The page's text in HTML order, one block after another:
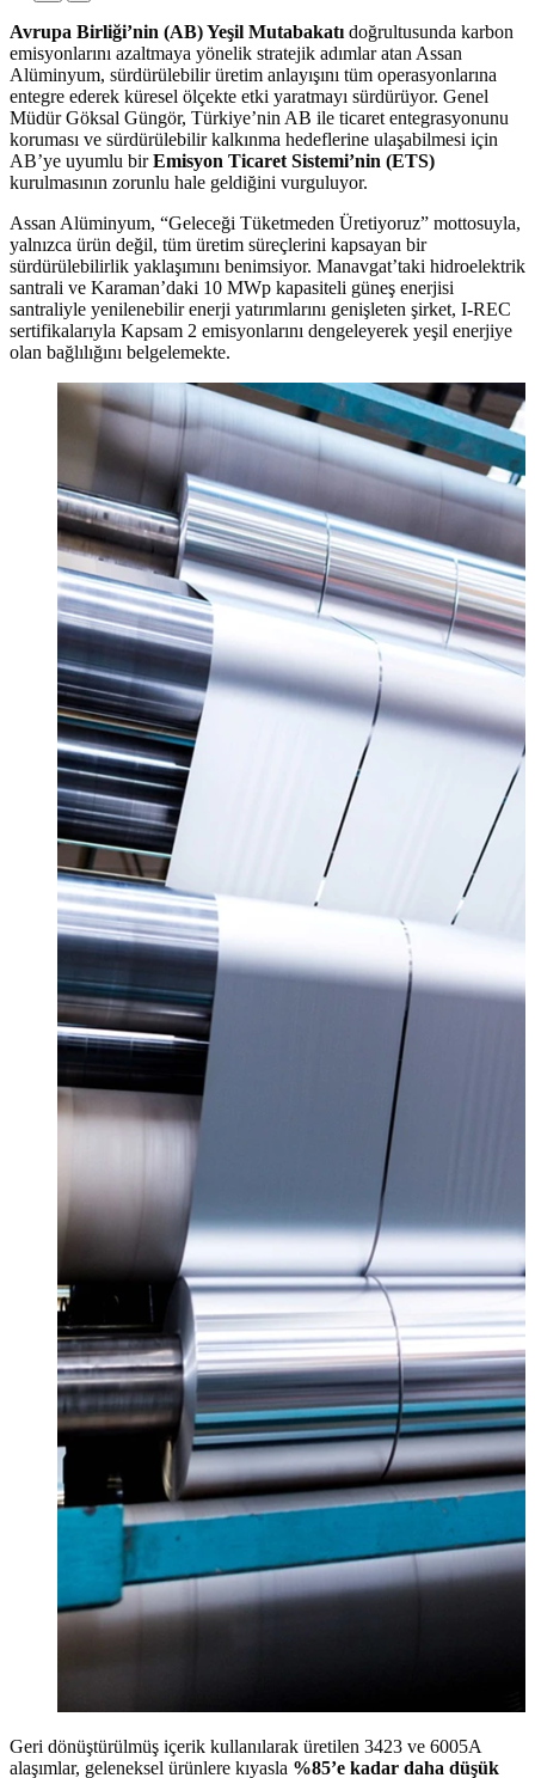
Avrupa Birliği’nin (AB) Yeşil Mutabakatı doğrultusunda karbon
emisyonlarını azaltmaya yönelik stratejik adımlar atan Assan
Alüminyum, sürdürülebilir üretim anlayışını tüm operasyonlarına
entegre ederek küresel ölçekte etki yaratmayı sürdürüyor. Genel
Müdür Göksal Güngör, Türkiye’nin AB ile ticaret entegrasyonunu
koruması ve sürdürülebilir kalkınma hedeflerine ulaşabilmesi için
AB’ye uyumlu birEmisyon Ticaret Sistemi’nin (ETS)
kurulmasının zorunlu hale geldiğini vurguluyor.
Assan Alüminyum, “Geleceği Tüketmeden Üretiyoruz” mottosuyla,
yalnızca ürün değil, tüm üretim süreçlerini kapsayan bir
sürdürülebilirlik yaklaşımını benimsiyor. Manavgat’taki hidroelektrik
santrali ve Karaman’daki 10 MWp kapasiteli güneş enerjisi
santraliyle yenilenebilir enerji yatırımlarını genişleten şirket, I-REC
sertifikalarıyla Kapsam 2 emisyonlarını dengeleyerek yeşil enerjiye
olan bağlılığını belgelemekte.
Geri dönüştürülmüş içerik kullanılarak üretilen 3423 ve 6005A
alaşımlar, geleneksel ürünlere kıyasla %85’e kadar daha düşük